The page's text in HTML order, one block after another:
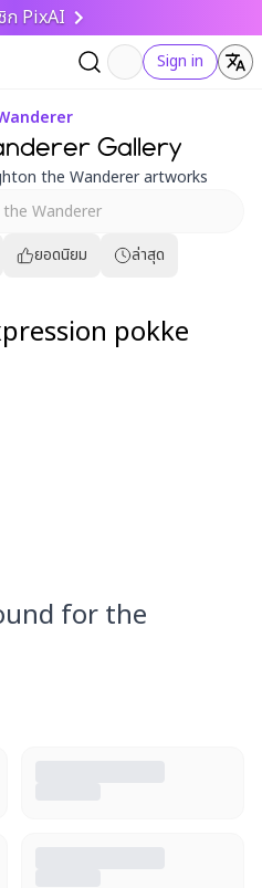
ก PixAI
Sign in
Gallery
the Wanderer artworks
ยอดนิยม ล่าสุด
for the